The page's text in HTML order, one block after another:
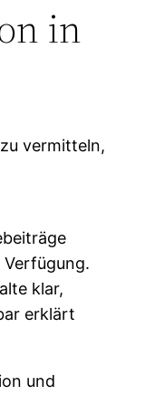
in
vermitteln,
klar,
erklärt
und